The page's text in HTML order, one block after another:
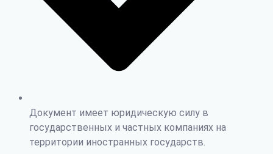
Документ имеет юридическую силу в
государственных и частных компаниях на
территории иностранных государств.